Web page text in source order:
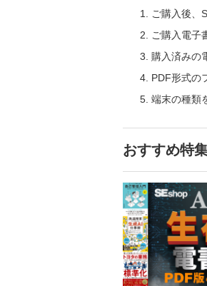
ご購入後、
ご購入電子
購入済みの
PDF形式の
端末の種類
おすすめ特